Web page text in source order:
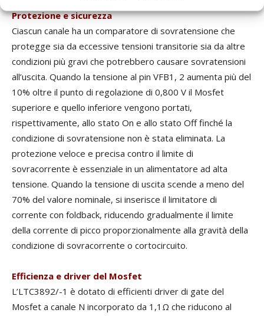
Protezione e sicurezza
Ciascun canale ha un comparatore di sovratensione che
protegge sia da eccessive tensioni transitorie sia da altre
condizioni più gravi che potrebbero causare sovratensioni
all’uscita. Quando la tensione al pin VFB1, 2 aumenta più del
10% oltre il punto di regolazione di 0,800 V il Mosfet
superiore e quello inferiore vengono portati,
rispettivamente, allo stato On e allo stato Off finché la
condizione di sovratensione non è stata eliminata. La
protezione veloce e precisa contro il limite di
sovracorrente è essenziale in un alimentatore ad alta
tensione. Quando la tensione di uscita scende a meno del
70% del valore nominale, si inserisce il limitatore di
corrente con foldback, riducendo gradualmente il limite
della corrente di picco proporzionalmente alla gravità della
condizione di sovracorrente o cortocircuito.
Efficienza e driver del Mosfet
L’LTC3892/-1 è dotato di efficienti driver di gate del
Mosfet a canale N incorporato da 1,1Ω che riducono al